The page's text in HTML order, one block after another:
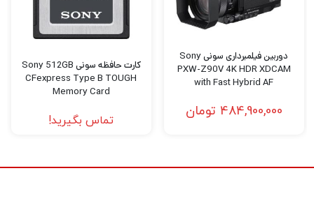
دوربین فیلمبرداری سونی Sony
PXW-Z90V 4K HDR XDCAM
with Fast Hybrid AF
484,900,000 تومان
کارت حافظه سونی Sony 512GB
CFexpress Type B TOUGH
Memory Card
تماس بگیرید!